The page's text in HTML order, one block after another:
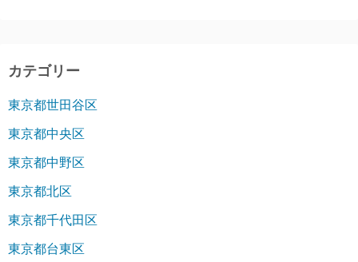
カテゴリー
東京都世田谷区
東京都中央区
東京都中野区
東京都北区
東京都千代田区
東京都台東区